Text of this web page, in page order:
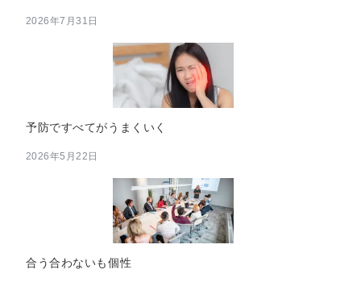
2026年7月31日
予防ですべてがうまくいく
2026年5月22日
合う合わないも個性